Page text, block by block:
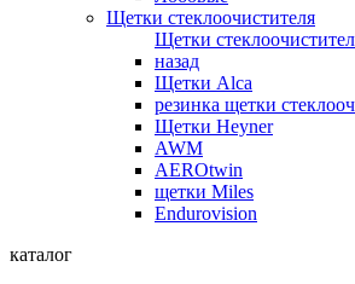
Щетки стеклоочистителя
Щетки
назад
Щетки Alca
резинка щетки
Щетки Heyner
AWM
AEROtwin
щетки Miles
Endurovision
каталог